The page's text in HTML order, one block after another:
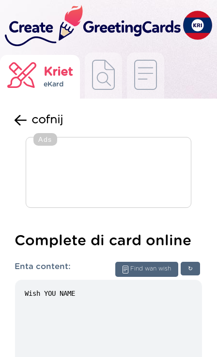
Kriet
eKard
cofnij
Ads
Complete di card online
↻
Find wan wish
Enta content: